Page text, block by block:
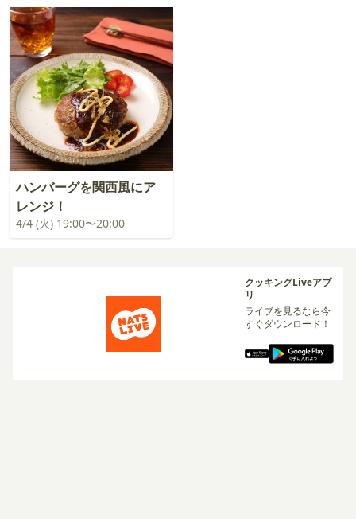
ハンバーグを関西風にア
レンジ！
4/4 (火) 19:00〜20:00
クッキングLiveアプ
リ
ライブを見るなら今
すぐダウンロード！